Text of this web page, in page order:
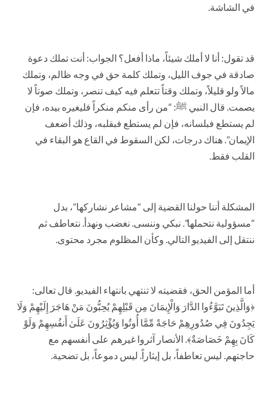
في الشاشة.
قد تقول: أنا لا أملك شيئاً، ماذا أفعل؟ الجواب: أنت تملك دعوة
صادقة في جوف الليل، وتملك كلمة حق في وجه ظالم، وتملك
مالاً ولو قليلاً، وتملك وقتاً تتعلم فيه كيف تنصر، وتملك صوتاً لا
يصمت. قال النبي ﷺ: “من رأى منكم منكراً فليغيره بيده، فإن
لم يستطع فبلسانه، فإن لم يستطع فبقلبه، وذلك أضعف
الإيمان”. هناك درجات، لكن السقوط في القاع هو البقاء في
القلب فقط.
المشكلة أننا حولنا القضية إلى “مشاعر نشاركها”، بدل
“مسؤولية نتحملها”. نبكي وننسى. نغضب ونهدأ. نتعاطف ثم
ننتقل إلى الفيديو التالي. وكأن المظلوم مجرد محتوى.
أما المؤمن الحق، فقضيته لا تنتهي بانتهاء الفيديو. قال تعالى:
﴿وَالَّذِينَ تَبَوَّءُوا الدَّارَ وَالْإِيمَانَ مِن قَبْلِهِمْ يُحِبُّونَ مَنْ هَاجَرَ إِلَيْهِمْ وَلَا
يَجِدُونَ فِي صُدُورِهِمْ حَاجَةً مِّمَّا أُوتُوا وَيُؤْثِرُونَ عَلَىٰ أَنفُسِهِمْ وَلَوْ
كَانَ بِهِمْ خَصَاصَةٌ﴾. الأنصار آثروا غيرهم على أنفسهم مع
حاجتهم. ليس تعاطفاً، بل إيثاراً. ليس دموعاً، بل تضحية.